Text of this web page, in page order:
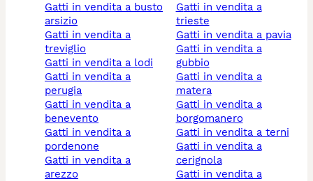
gatti in vendita a busto
arsizio
gatti in vendita a
treviglio
gatti in vendita a lodi
gatti in vendita a
perugia
gatti in vendita a
benevento
gatti in vendita a
pordenone
gatti in vendita a
arezzo
gatti in vendita a
trieste
gatti in vendita a pavia
gatti in vendita a
gubbio
gatti in vendita a
matera
gatti in vendita a
borgomanero
gatti in vendita a terni
gatti in vendita a
cerignola
gatti in vendita a